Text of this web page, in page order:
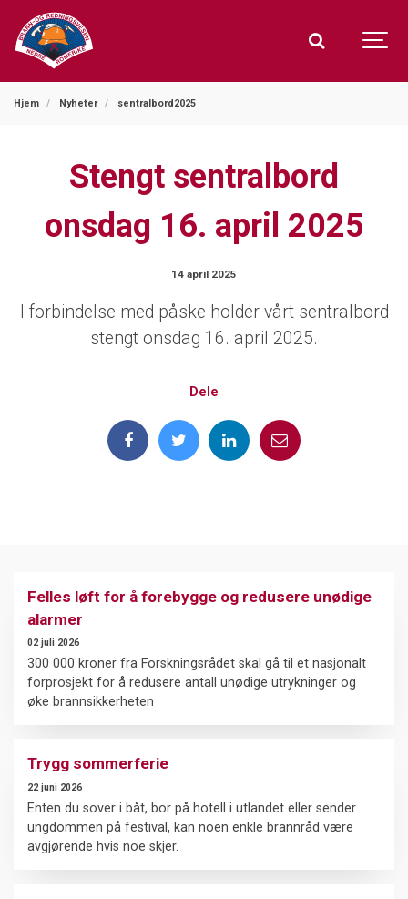
Hjem Nyheter sentralbord2025
Stengt sentralbord
onsdag 16. april 2025
14 april 2025
I forbindelse med påske holder vårt sentralbord
stengt onsdag 16. april 2025.
Dele
Felles løft for å forebygge og redusere unødige
alarmer
02 juli 2026
300 000 kroner fra Forskningsrådet skal gå til et nasjonalt
forprosjekt for å redusere antall unødige utrykninger og
øke brannsikkerheten
Trygg sommerferie
22 juni 2026
Enten du sover i båt, bor på hotell i utlandet eller sender
ungdommen på festival, kan noen enkle brannråd være
avgjørende hvis noe skjer.